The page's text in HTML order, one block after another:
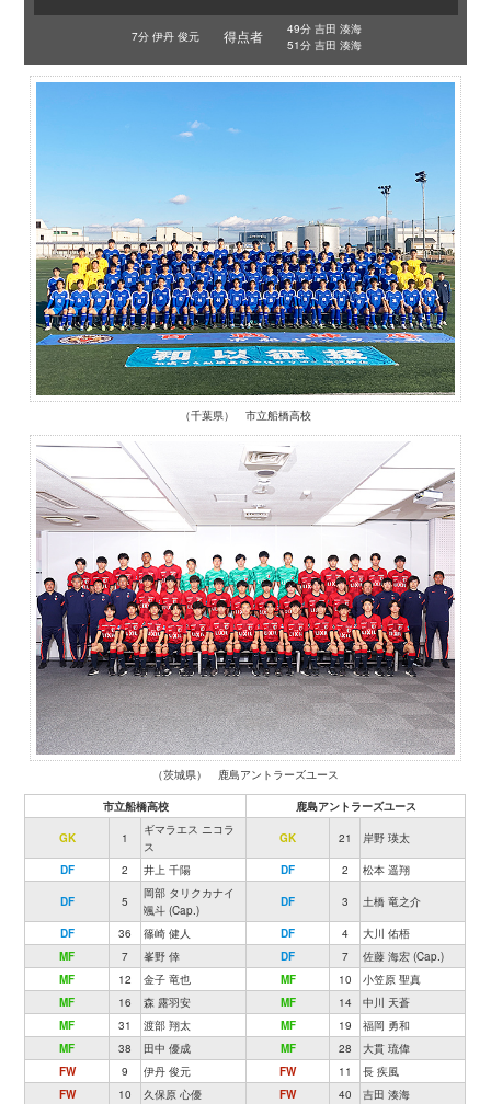
7分 伊丹 俊元 得点者
49分 吉田 湊海
51分 吉田 湊海
（千葉県） 市立船橋高校
（茨城県） 鹿島アントラーズユース
市立船橋高校 鹿島アントラーズユース
GK 1
ギマラエス ニコラ
ス
GK 21 岸野 瑛太
DF 2 井上 千陽 DF 2 松本 遥翔
DF 5
岡部 タリクカナイ
颯斗 (Cap.)
DF 3 土橋 竜之介
DF 36 篠崎 健人 DF 4
大川 佑梧
MF
7 峯野 倖 DF 7
佐藤 海宏 (Cap.)
MF
12 金子 竜也 MF 10
小笠原 聖真
MF
16 森 露羽安 MF 14
中川 天蒼
MF
31 渡部 翔太 MF 19
福岡 勇和
MF
38 田中 優成 MF 28
大貫 琉偉
FW
9 伊丹 俊元 FW 11
長 疾風
FW
10 久保原 心優 FW 40 吉田 湊海